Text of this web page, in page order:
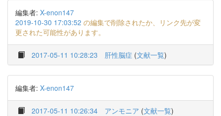
編集者: X-enon147
2019-10-30 17:03:52 の編集で削除されたか、リンク先が変
更された可能性があります。
2017-05-11 10:28:23 肝性脳症 (文献一覧)
編集者: X-enon147
2017-05-11 10:26:34 アンモニア (文献一覧)